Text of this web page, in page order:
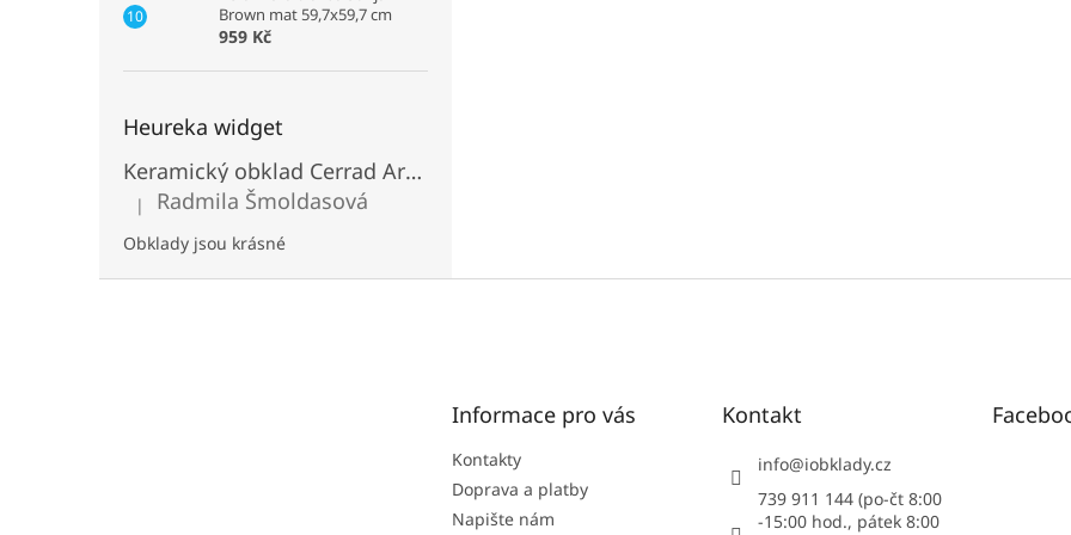
Brown mat 59,7x59,7 cm
959 Kč
Heureka widget
Keramický obklad Cerrad Aragon Savana
Hodnocení produktu je 5 z 5 hvězdiček.
| Radmila Šmoldasová
Obklady jsou krásné
Informace pro vás
Kontakty
Doprava a platby
Napište nám
Kontakt
info@iobklady.cz
739 911 144 (po-čt 8:00
-15:00 hod., pátek 8:00